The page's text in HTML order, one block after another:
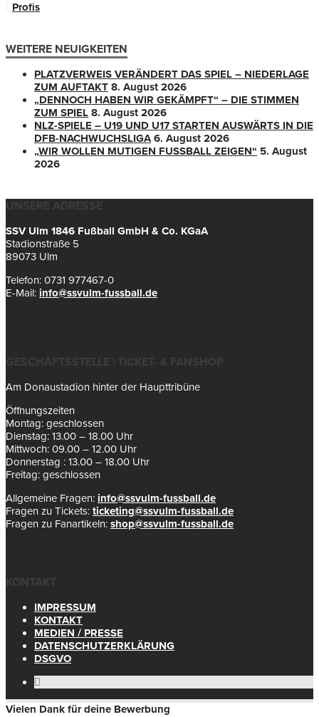
Profis
WEITERE NEUIGKEITEN
PLATZVERWEIS VERÄNDERT DAS SPIEL – NIEDERLAGE
ZUM AUFTAKT 8. August 2026
„DENNOCH HABEN WIR GEKÄMPFT“ – DIE STIMMEN
ZUM SPIEL 8. August 2026
NLZ-SPIELE – U19 UND U17 STARTEN AUSWÄRTS IN DIE
DFB-NACHWUCHSLIGA 6. August 2026
„WIR WOLLEN MUTIGEN FUSSBALL ZEIGEN“
5. August
2026
UNSERE ADRESSE
SSV Ulm 1846 Fußball GmbH & Co. KGaA
Stadionstraße 5
89073 Ulm
Telefon: 0731 977467-0
E-Mail: info@ssvulm-fussball.de
GESCHÄFTSSTELLE | TICKET- & FANSHOP
Am Donaustadion hinter der Haupttribüne
Öffnungszeiten
Montag: geschlossen
Dienstag: 13.00 – 18.00 Uhr
Mittwoch: 09.00 – 12.00 Uhr
Donnerstag : 13.00 – 18.00 Uhr
Freitag: geschlossen
Allgemeine Fragen: info@ssvulm-fussball.de
Fragen zu Tickets: ticketing@ssvulm-fussball.de
Fragen zu Fanartikeln: shop@ssvulm-fussball.de
KONTAKT
IMPRESSUM
KONTAKT
MEDIEN / PRESSE
DATENSCHUTZERKLÄRUNG
DSGVO
Vielen Dank für deine Bewerbung